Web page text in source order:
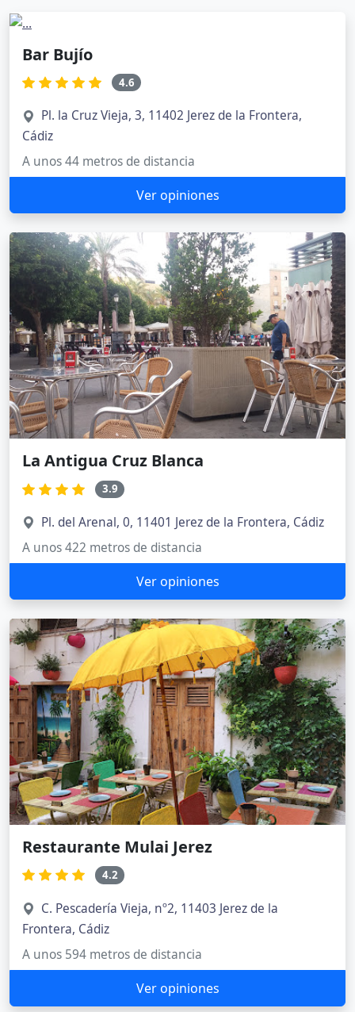
Bar Bujío
4.6
Pl. la Cruz Vieja, 3, 11402 Jerez de la Frontera,
Cádiz
A unos 44 metros de distancia
Ver opiniones
La Antigua Cruz Blanca
3.9
Pl. del Arenal, 0, 11401 Jerez de la Frontera, Cádiz
A unos 422 metros de distancia
Ver opiniones
Restaurante Mulai Jerez
4.2
C. Pescadería Vieja, nº2, 11403 Jerez de la
Frontera, Cádiz
A unos 594 metros de distancia
Ver opiniones